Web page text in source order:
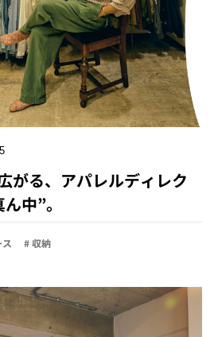
がる、アパレルディレク
中”。
# 収納